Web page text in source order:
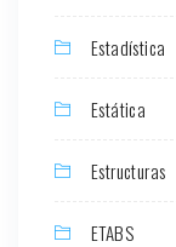
Estadística
Estática
Estructuras
ETABS